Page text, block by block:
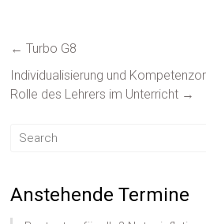
← Turbo G8
Individualisierung und
Rolle des Lehrers im Unterricht →
Anstehende Termine